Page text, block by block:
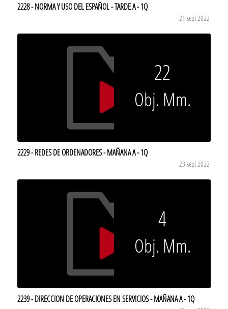
2228 - NORMA Y USO DEL ESPAÑOL - TARDE A - 1Q
21 sept 2022
22
Obj. Mm.
2229 - REDES DE ORDENADORES - MAÑANA A - 1Q
23 sept 2022
4
Obj. Mm.
2239 - DIRECCION DE OPERACIONES EN SERVICIOS - MAÑANA A - 1Q